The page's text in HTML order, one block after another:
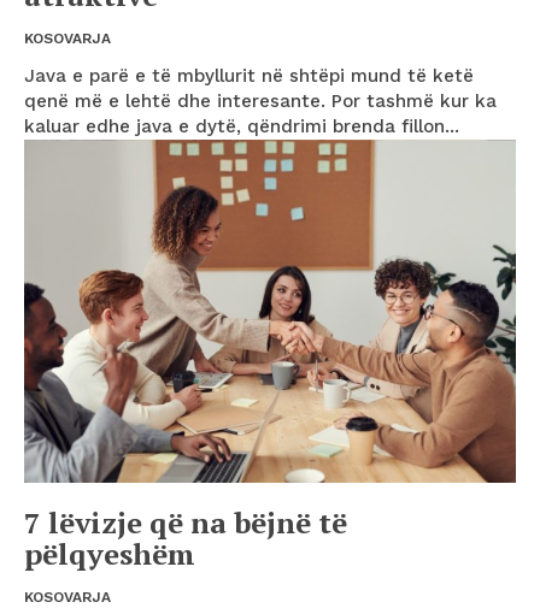
KOSOVARJA
Java e parë e të mbyllurit në shtëpi mund të ketë
qenë më e lehtë dhe interesante. Por tashmë kur ka
kaluar edhe java e dytë, qëndrimi brenda fillon...
7 lëvizje që na bëjnë të
pëlqyeshëm
KOSOVARJA